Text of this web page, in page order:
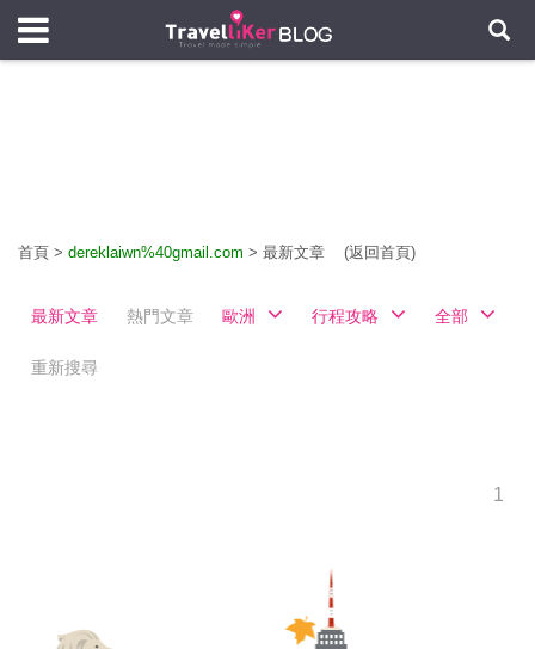
首頁 > dereklaiwn%40gmail.com > 最新文章 (返回首頁)
最新文章 熱門文章 歐洲 行程攻略 全部
重新搜尋
1